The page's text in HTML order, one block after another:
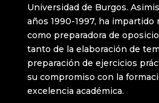
Universidad de Burgos.
años 1990-1997, ha
como preparadora de
tanto de la elaboración de
preparación de ejercicios
su compromiso con la
excelencia académica.